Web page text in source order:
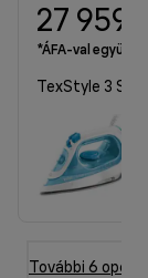
27 959 Ft
*ÁFA-val együtt
TexStyle 3 SI
További 6 opció